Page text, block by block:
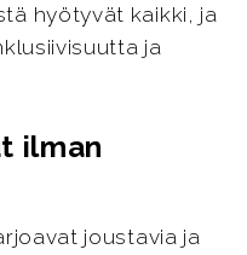
hyötyvät kaikki, ja
ja
ilman
joustavia ja